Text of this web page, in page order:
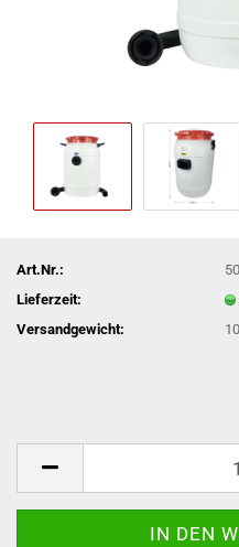
Art.Nr.:
Lieferzeit:
Versandgewicht: